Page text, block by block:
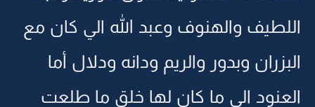
اللطيف والهنوف وعبد الله الي كان مع
البزران وبدور والريم ودانه ودلال أما
العنود الي ما كان لها خلق ما طلعت